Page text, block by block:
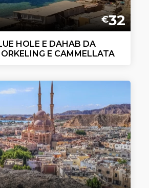
€32
HOLE E DAHAB DA
E CAMMELLATA